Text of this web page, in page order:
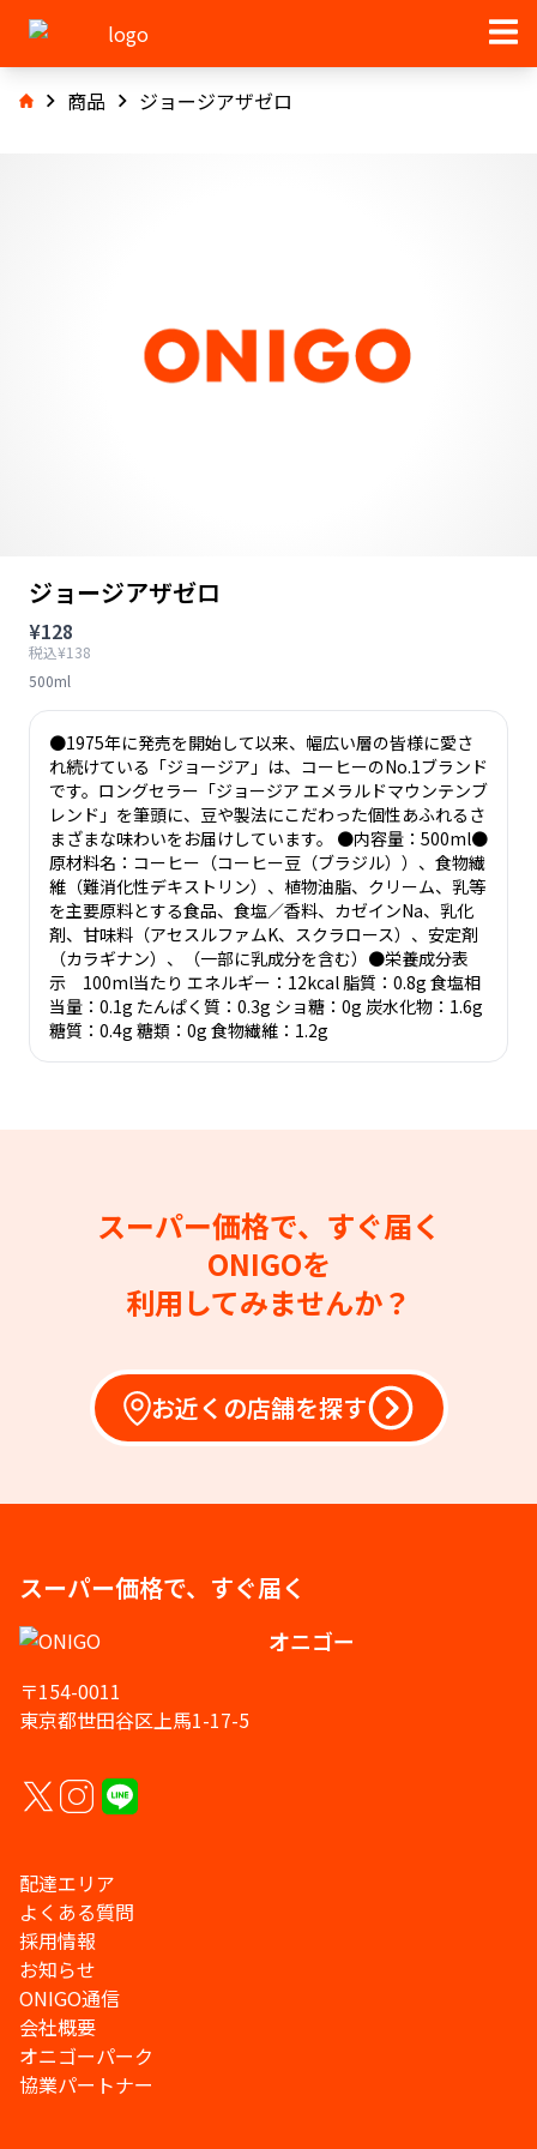
商品 ジョージアザゼロ
ジョージアザゼロ
¥128
税込¥138
500ml
●1975年に発売を開始して以来、幅広い層の皆様に愛さ
れ続けている「ジョージア」は、コーヒーのNo.1ブランド
です。ロングセラー「ジョージア エメラルドマウンテンブ
レンド」を筆頭に、豆や製法にこだわった個性あふれるさ
まざまな味わいをお届けしています。 ●内容量：500ml●
原材料名：コーヒー（コーヒー豆（ブラジル））、食物繊
維（難消化性デキストリン）、植物油脂、クリーム、乳等
を主要原料とする食品、食塩／香料、カゼインNa、乳化
剤、甘味料（アセスルファムK、スクラロース）、安定剤
（カラギナン）、（一部に乳成分を含む）●栄養成分表
示 100ml当たり エネルギー：12kcal 脂質：0.8g 食塩相
当量：0.1g たんぱく質：0.3g ショ糖：0g 炭水化物：1.6g
糖質：0.4g 糖類：0g 食物繊維：1.2g
スーパー価格で、すぐ届く
ONIGOを
利用してみませんか？
お近くの店舗を探す
スーパー価格で、すぐ届く
オニゴー
〒154-0011
東京都世田谷区上馬1-17-5
配達エリア
よくある質問
採用情報
お知らせ
ONIGO通信
会社概要
オニゴーパーク
協業パートナー